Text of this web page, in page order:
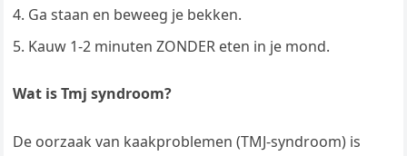
Ga staan en beweeg je bekken.
Kauw 1-2 minuten ZONDER eten in je mond.
Wat is Tmj syndroom?
De oorzaak van kaakproblemen (TMJ-syndroom) is